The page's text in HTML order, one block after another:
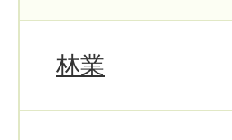
林業